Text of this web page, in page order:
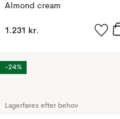
Almond cream
1.231 kr.
Lagerføres efter behov
-24%